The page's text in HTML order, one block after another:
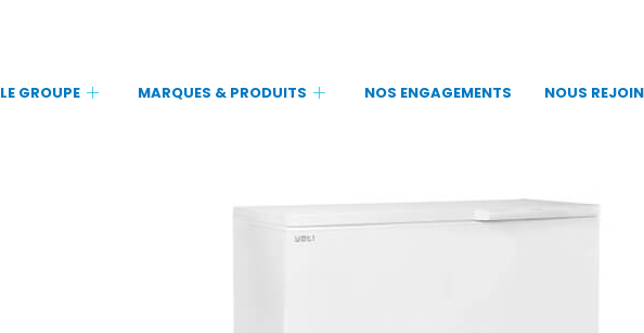
LE GROUPE MARQUES & PRODUITS NOS ENGAGEMENTS NOUS